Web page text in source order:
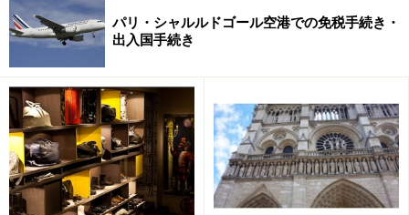
奥にテーブル席がありますが、数が少なくすぐ満席にな
ってしまうので、ここはカウンターや樽で立ち飲みが基
本。チーズやシャルキュトリーなど、ボリュームたっぷ
りで美味しいおつまみが自慢で、ワインが一層すすみま
す。一人で来ている常連さんも多いので、ふらっと一人
で立ち寄れますよ。
＜DATA＞
パリ・シャルルドゴール空港での免税手続き・
出入国手続き